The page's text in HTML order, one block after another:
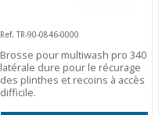
Ref. TR-90-0846-0000
Brosse pour multiwash pro 340
latérale dure pour le récurage
des plinthes et recoins à accès
difficile.